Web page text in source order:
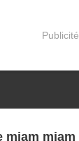
Publicité
miam miam